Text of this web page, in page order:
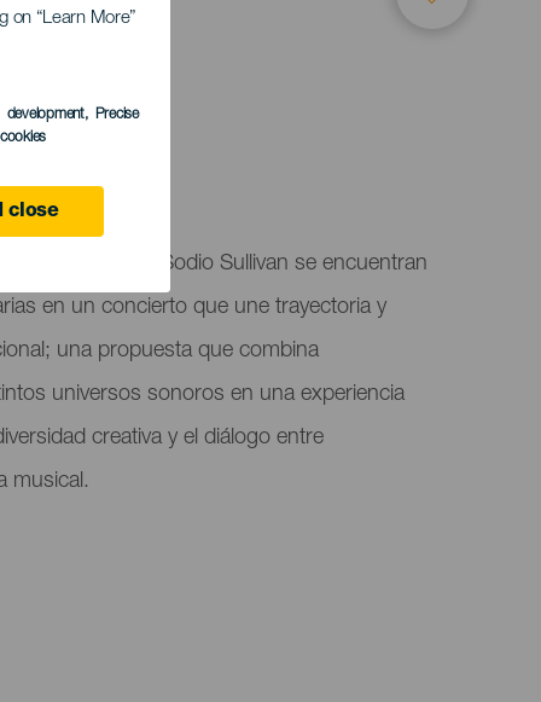
on “Learn More”
development, Precise
close
Elefantes y Sex Sodio Sullivan se encuentran
en un concierto que une trayectoria y
una propuesta que combina
universos sonoros en una experiencia
creativa y el diálogo entre
musical.